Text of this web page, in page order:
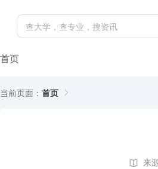
首页
当前页面： 首页
来